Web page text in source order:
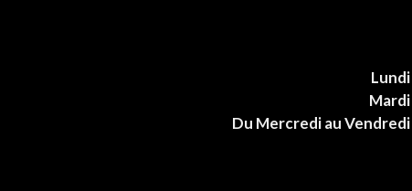
Lundi
Mardi
Du Mercredi au Vendredi